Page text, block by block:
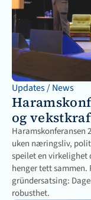
Updates / News
og
Haramskonferansen
uken næringsliv,
speilet en virkelighet
henger tett
gründersatsing:
robusthet.